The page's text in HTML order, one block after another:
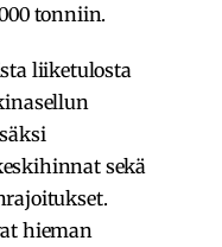
tonniin.
liiketulosta
sekä
hieman